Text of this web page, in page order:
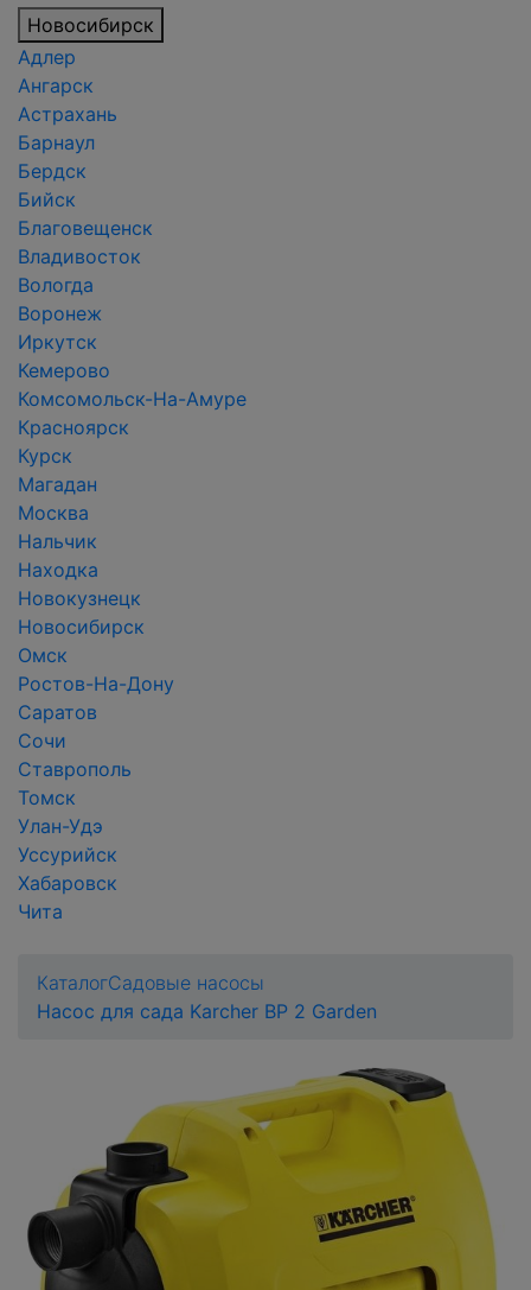
Новосибирск
Адлер
Ангарск
Астрахань
Барнаул
Бердск
Бийск
Благовещенск
Владивосток
Вологда
Воронеж
Иркутск
Кемерово
Комсомольск-На-Амуре
Красноярск
Курск
Магадан
Москва
Нальчик
Находка
Новокузнецк
Новосибирск
Омск
Ростов-На-Дону
Саратов
Сочи
Ставрополь
Томск
Улан-Удэ
Уссурийск
Хабаровск
Чита
КаталогСадовые насосы
Насос для сада Karcher BP 2 Garden